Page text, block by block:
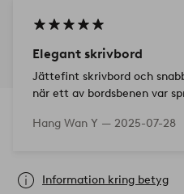
Elegant skrivbord
Jättefint skrivbord och
när ett av bordsbenen var
supernöjd.
Hang Wan Y — 2025-07-28
Information kring betyg